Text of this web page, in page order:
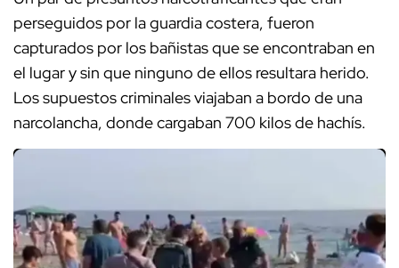
perseguidos por la guardia costera, fueron
capturados por los bañistas que se encontraban en
el lugar y sin que ninguno de ellos resultara herido.
Los supuestos criminales viajaban a bordo de una
narcolancha, donde cargaban 700 kilos de hachís.